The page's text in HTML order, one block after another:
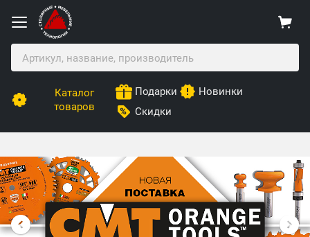
Каталог
товаров
Подарки
Новинки
Скидки
Столярные Мебельные Технологии